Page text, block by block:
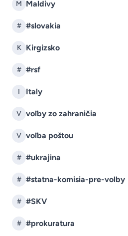
M Maldivy
# #slovakia
K Kirgizsko
# #rsf
I Italy
V voľby zo zahraničia
V voľba poštou
# #ukrajina
# #statna-komisia-pre-volby
# #SKV
# #prokuratura